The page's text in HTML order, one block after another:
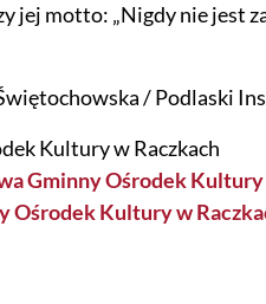
jej motto: „Nigdy nie jest
/ Podlaski
Kultury w Raczkach
Gminny Ośrodek Kultury
Ośrodek Kultury w